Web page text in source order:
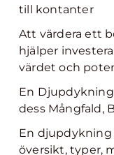
till kontanter
Att värdera ett
hjälper
värdet och
En
dess Mångfald,
En djupdykning
översikt, typer,